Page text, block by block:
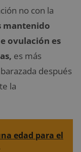
no con la
mantenido
ovulación es
es más
después
la
edad para el